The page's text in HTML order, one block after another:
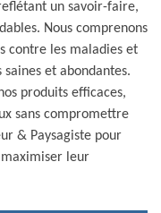
un savoir-faire,
Nous comprenons
contre les maladies et
et abondantes.
produits efficaces,
sans compromettre
& Paysagiste pour
leur